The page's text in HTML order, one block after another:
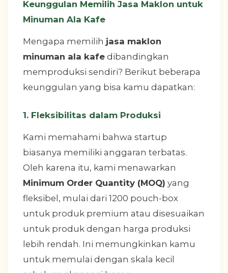
Keunggulan Memilih Jasa Maklon untuk
Minuman Ala Kafe
Mengapa memilih jasa maklon
minuman ala kafe dibandingkan
memproduksi sendiri? Berikut beberapa
keunggulan yang bisa kamu dapatkan:
1. Fleksibilitas dalam Produksi
Kami memahami bahwa startup
biasanya memiliki anggaran terbatas.
Oleh karena itu, kami menawarkan
Minimum Order Quantity (MOQ) yang
fleksibel, mulai dari 1200 pouch-box
untuk produk premium atau disesuaikan
untuk produk dengan harga produksi
lebih rendah. Ini memungkinkan kamu
untuk memulai dengan skala kecil